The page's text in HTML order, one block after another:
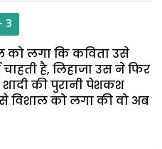
3
को लगा कि कविता उसे
है, लिहाजा उस ने फिर
की पुरानी पेशकश
विशाल को लगा की वो अब